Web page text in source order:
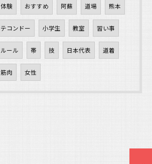
体験 おすすめ 阿蘇 道場 熊本
テコンドー 小学生 教室 習い事
ルール 帯 技 日本代表 道着
筋肉 女性